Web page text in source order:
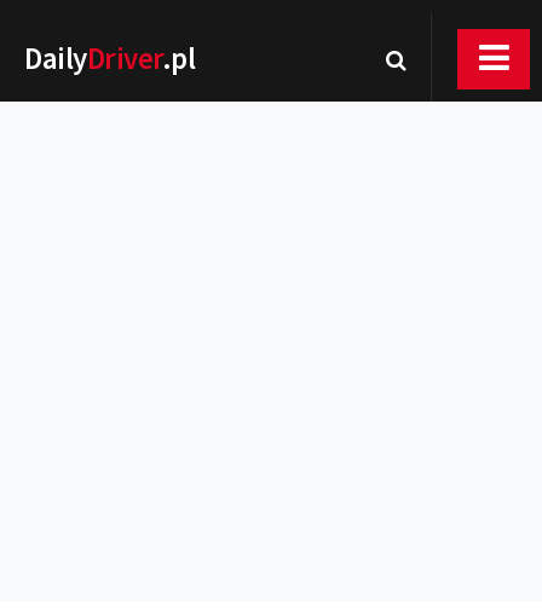
DailyDriver.pl